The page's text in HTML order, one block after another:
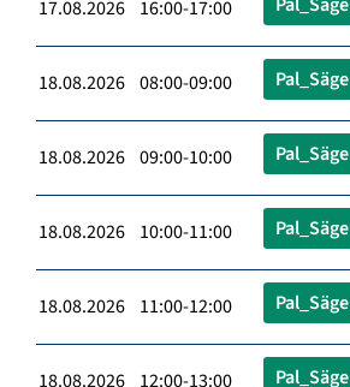
17.08.2026 16:00-17:00
18.08.2026 08:00-09:00 Pal_Säge
18.08.2026 09:00-10:00 Pal_Säge
18.08.2026 10:00-11:00 Pal_Säge
18.08.2026 11:00-12:00 Pal_Säge
18.08.2026 12:00-13:00 Pal_Säge